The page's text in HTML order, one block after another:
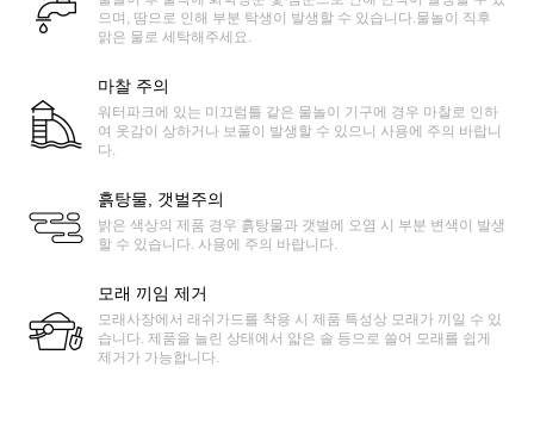
으며, 땀으로 인해 부분 탁생이 발생할 수 있습니다.물놀이 직후
맑은 물로 세탁해주세요.
마찰 주의
워터파크에 있는 미끄럼틀 같은 물놀이 기구에 경우 마찰로 인하
여 옷감이 상하거나 보풀이 발생할 수 있으니 사용에 주의 바랍니
다.
흙탕물, 갯벌주의
밝은 색상의 제품 경우 흙탕물과 갯벌에 오염 시 부분 변색이 발생
할 수 있습니다. 사용에 주의 바랍니다.
모래 끼임 제거
모래사장에서 래쉬가드를 착용 시 제품 특성상 모래가 끼일 수 있
습니다. 제품을 늘린 상태에서 얇은 솔 등으로 쓸어 모래를 쉽게
제거가 가능합니다.